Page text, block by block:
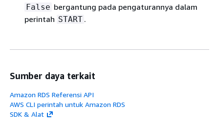
False bergantung pada pengaturannya dalam
perintah START .
Sumber daya terkait
Amazon RDS Referensi API
AWS CLI perintah untuk Amazon RDS
SDK & Alat